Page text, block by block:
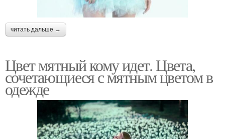
читать дальше →
Цвет мятный кому идет. Цвета,
сочетающиеся с мятным цветом в
одежде